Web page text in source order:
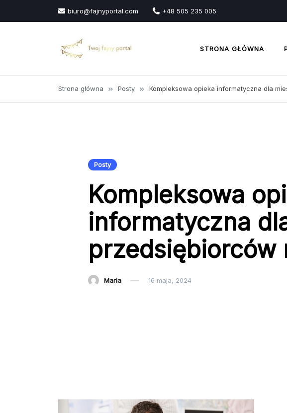
do
biuro@fajnyportal.com +48 505 235 005
STRONA GŁÓWNA
Strona główna Posty Kompleksowa opieka informatyczna dla
Posty
Kompleksowa
informatyczna
przedsiębiorców
Maria 16 maja, 2024